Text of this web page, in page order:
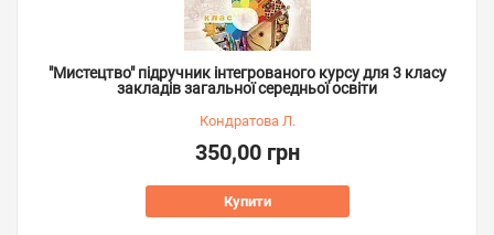
"Мистецтво" підручник інтегрованого курсу для 3 класу
закладів загальної середньої освіти
Кондратова Л.
350,00 грн
Купити